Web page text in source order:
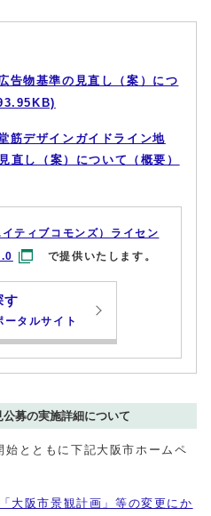
告物基準の見直し（案）につ
筋デザインガイドライン地
直し（案）について（概要）
ティブコモンズ）ライセン
で提供いたします。
す
タルサイト
募の実施詳細について
とともに下記大阪市ホームペ
「大阪市景観計画」等の変更にか